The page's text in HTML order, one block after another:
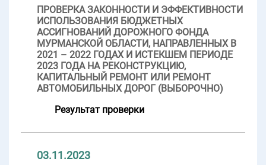
ПРОВЕРКА ЗАКОННОСТИ И ЭФФЕКТИВНОСТИ
ИСПОЛЬЗОВАНИЯ БЮДЖЕТНЫХ
АССИГНОВАНИЙ ДОРОЖНОГО ФОНДА
МУРМАНСКОЙ ОБЛАСТИ, НАПРАВЛЕННЫХ В
2021 – 2022 ГОДАХ И ИСТЕКШЕМ ПЕРИОДЕ
2023 ГОДА НА РЕКОНСТРУКЦИЮ,
КАПИТАЛЬНЫЙ РЕМОНТ ИЛИ РЕМОНТ
АВТОМОБИЛЬНЫХ ДОРОГ (ВЫБОРОЧНО)
Результат проверки
03.11.2023